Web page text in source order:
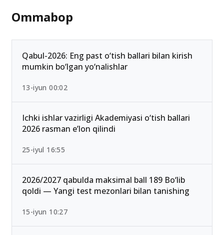
Ommabop
Qabul-2026: Eng past o‘tish ballari bilan kirish
mumkin bo‘lgan yo‘nalishlar
13-iyun 00:02
Ichki ishlar vazirligi Akademiyasi o‘tish ballari
2026 rasman e’lon qilindi
25-iyul 16:55
2026/2027 qabulda maksimal ball 189 Bo‘lib
qoldi — Yangi test mezonlari bilan tanishing